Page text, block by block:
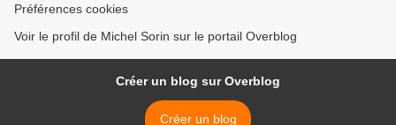
Préférences cookies
Voir le profil de Michel Sorin sur le portail Overblog
Créer un blog sur Overblog
Créer un blog